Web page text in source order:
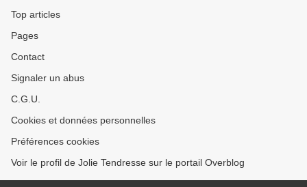
Top articles
Pages
Contact
Signaler un abus
C.G.U.
Cookies et données personnelles
Préférences cookies
Voir le profil de Jolie Tendresse sur le portail Overblog